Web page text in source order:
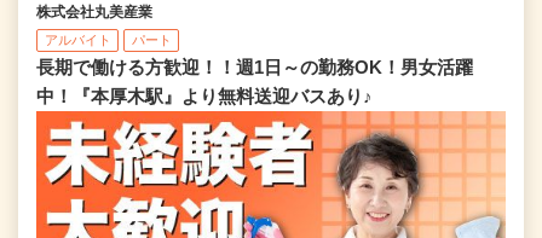
株式会社丸美産業
アルバイト パート
長期で働ける方歓迎！！週1日～の勤務OK！男女活躍
中！『本厚木駅』より無料送迎バスあり♪